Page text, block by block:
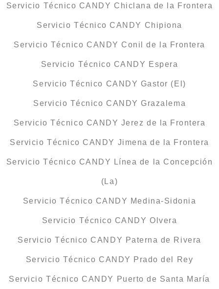
Servicio Técnico CANDY Chiclana de la Frontera
Servicio Técnico CANDY Chipiona
Servicio Técnico CANDY Conil de la Frontera
Servicio Técnico CANDY Espera
Servicio Técnico CANDY Gastor (El)
Servicio Técnico CANDY Grazalema
Servicio Técnico CANDY Jerez de la Frontera
Servicio Técnico CANDY Jimena de la Frontera
Servicio Técnico CANDY Línea de la Concepción
(La)
Servicio Técnico CANDY Medina-Sidonia
Servicio Técnico CANDY Olvera
Servicio Técnico CANDY Paterna de Rivera
Servicio Técnico CANDY Prado del Rey
Servicio Técnico CANDY Puerto de Santa María